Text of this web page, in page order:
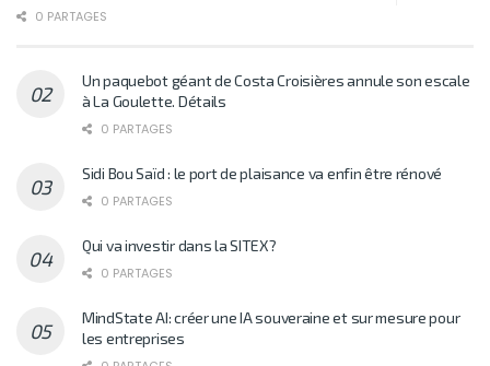
0 PARTAGES
Un paquebot géant de Costa Croisières annule son escale
à La Goulette. Détails
0 PARTAGES
Sidi Bou Saïd : le port de plaisance va enfin être rénové
0 PARTAGES
Qui va investir dans la SITEX?
0 PARTAGES
MindState AI: créer une IA souveraine et sur mesure pour
les entreprises